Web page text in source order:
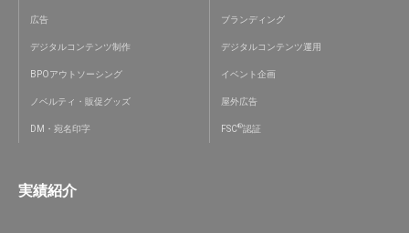
広告 ブランディング
デジタルコンテンツ制作 デジタルコンテンツ運用
BPOアウトソーシング イベント企画
ノベルティ・販促グッズ 屋外広告
DM・宛名印字 FSC®認証
実績紹介